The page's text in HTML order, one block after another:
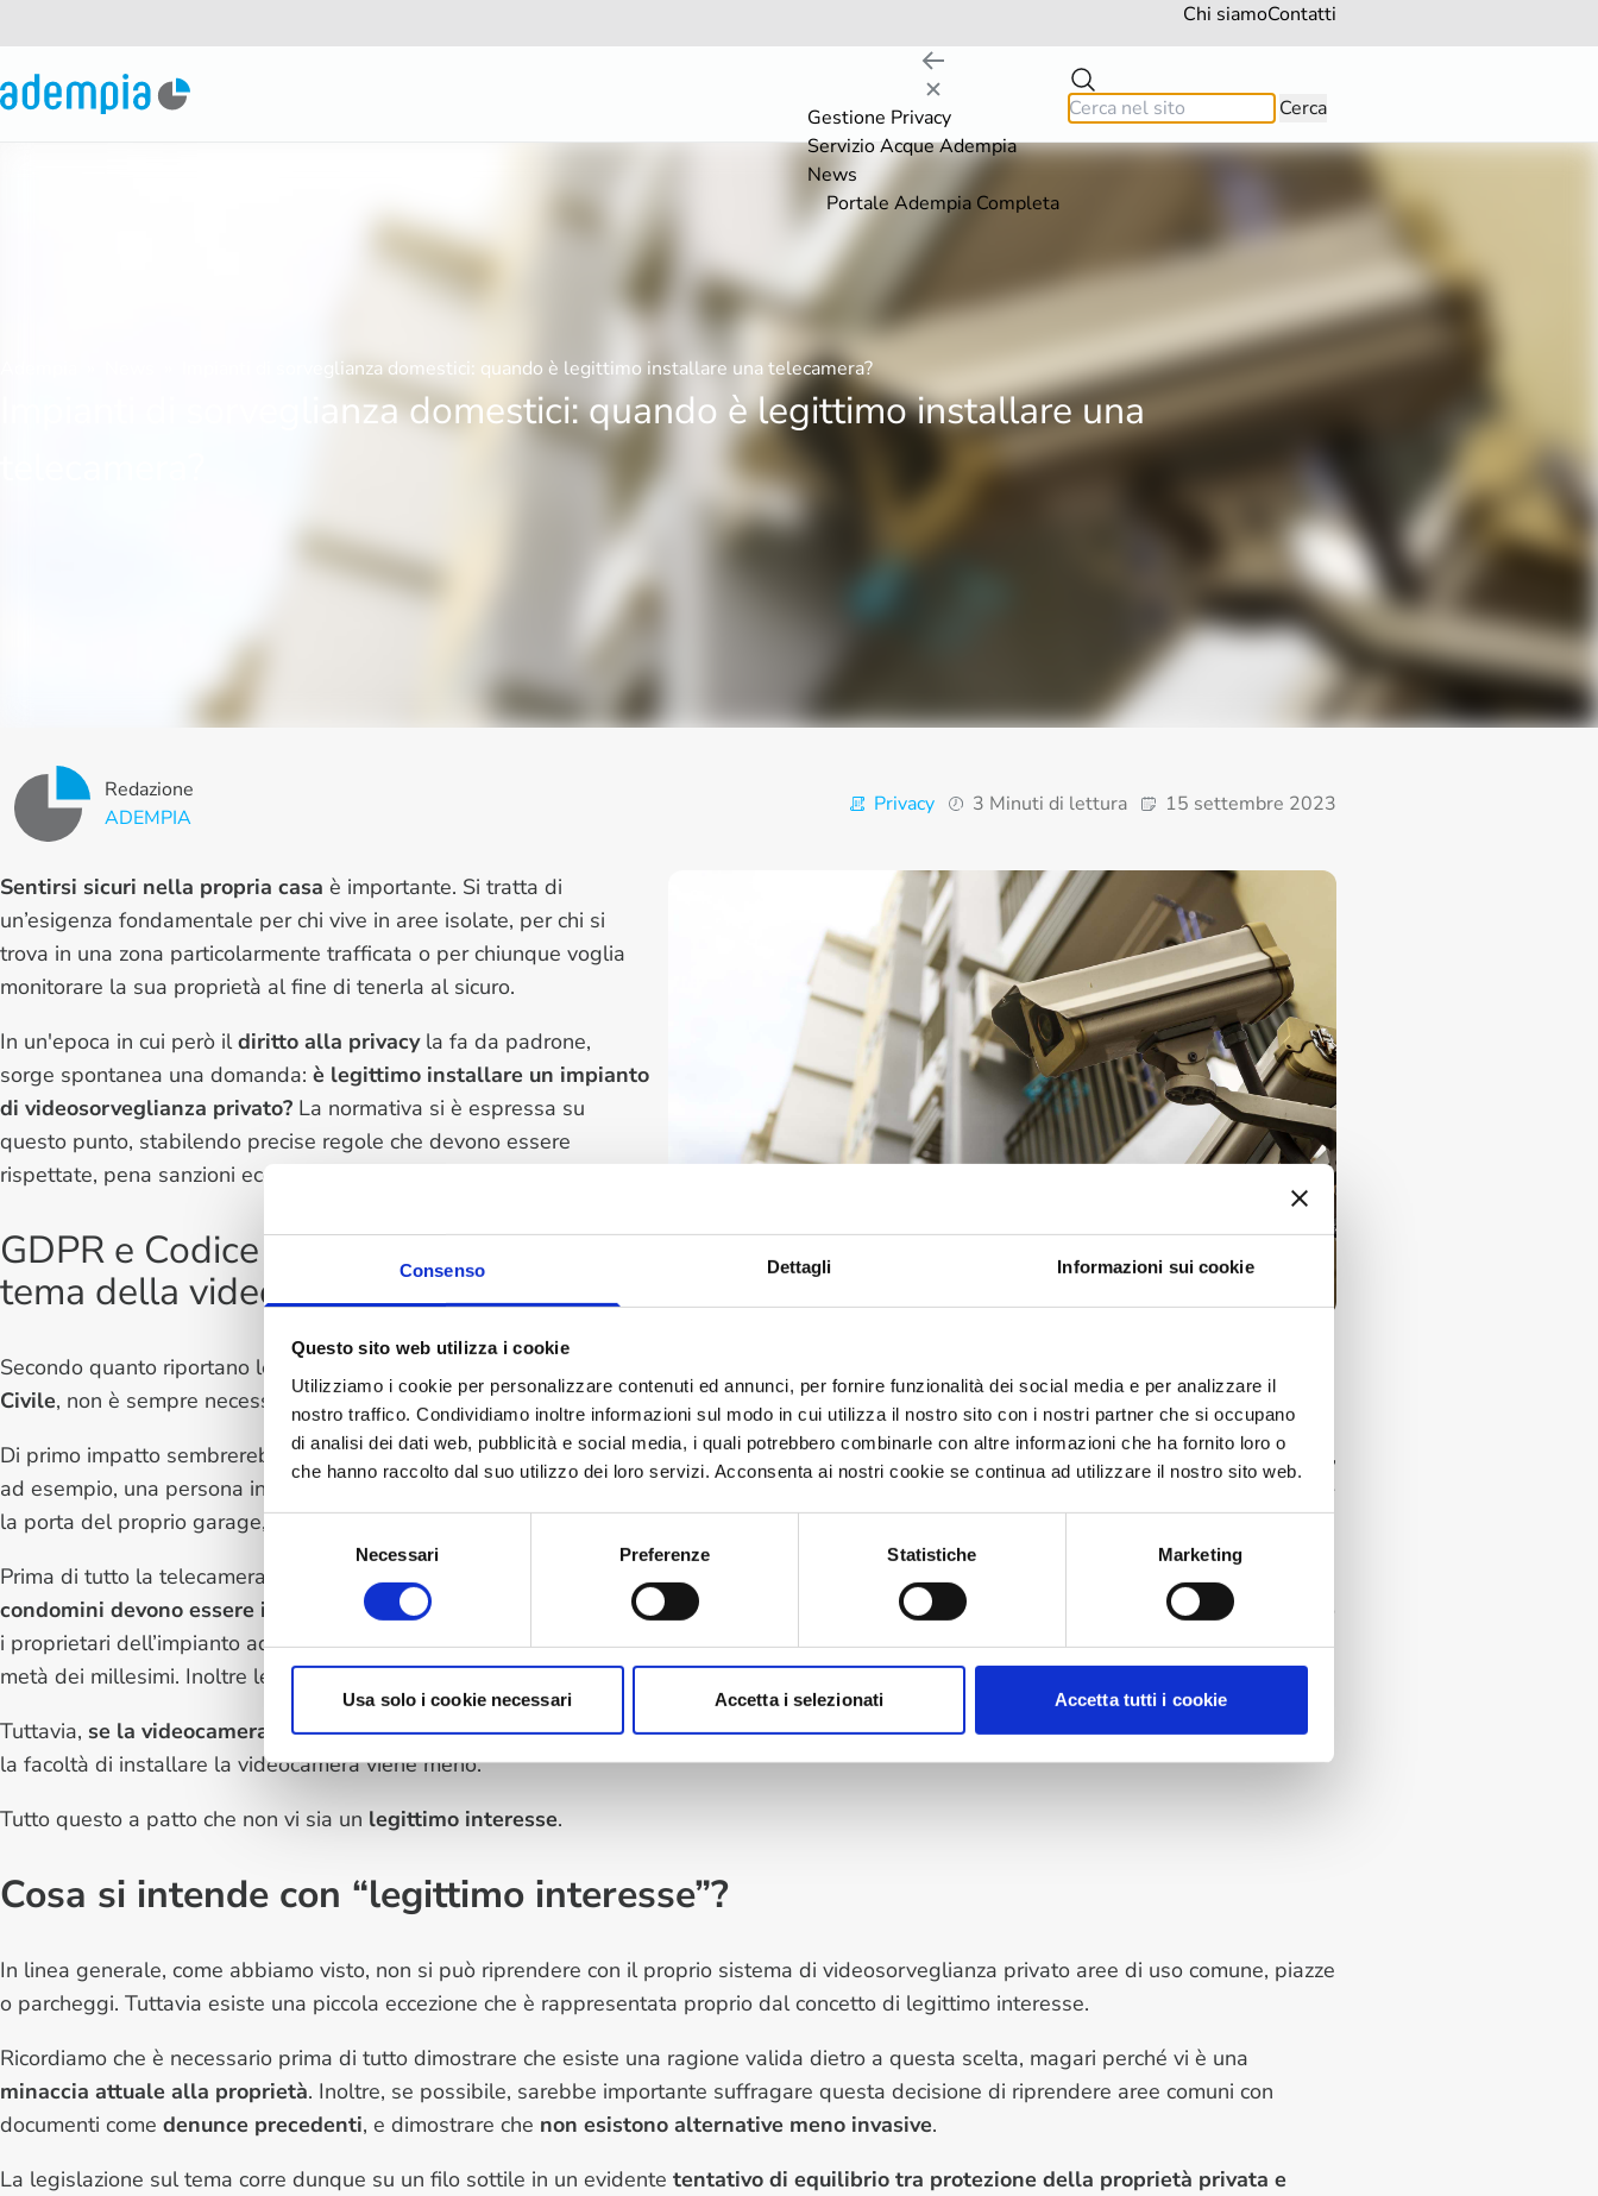
Consenso Dettagli Informazioni sui cookie
Questo sito web utilizza i cookie
Utilizziamo i cookie per personalizzare contenuti ed annunci, per fornire funzionalità dei social media e per analizzare il
nostro traffico. Condividiamo inoltre informazioni sul modo in cui utilizza il nostro sito con i nostri partner che si occupano
di analisi dei dati web, pubblicità e social media, i quali potrebbero combinarle con altre informazioni che ha fornito loro o
che hanno raccolto dal suo utilizzo dei loro servizi. Acconsenta ai nostri cookie se continua ad utilizzare il nostro sito web.
Selezione
consenso
Necessari Preferenze Statistiche Marketing
Usa solo i cookie necessari Accetta i selezionati Accetta tutti i cookie
Chi siamoContatti
Gestione Privacy
Servizio Acque Adempia
News
Portale Adempia Completa
Impianti di sorveglianza domestici: quando è legittimo installare una telecamera?
Impianti di sorveglianza domestici: quando è legittimo installare una
Redazione
ADEMPIA
Privacy 3 Minuti di lettura 15 settembre 2023
Sentirsi sicuri nella propria casa è importante. Si tratta di
un’esigenza fondamentale per chi vive in aree isolate, per chi si
trova in una zona particolarmente trafficata o per chiunque voglia
monitorare la sua proprietà al fine di tenerla al sicuro.
In un'epoca in cui però ildiritto alla privacyla fa da padrone,
sorge spontanea una domanda: è legittimo installare un impianto
di videosorveglianza privato? La normativa si è espressa su
questo punto, stabilendo precise regole che devono essere
rispettate, pena sanzioni economiche molto elevate.
GDPR e Codice Civile: le normative sul
tema della videosorveglianza privata
Secondo quanto riportano le normative come il
Civile, non è sempre necessario chiedere il via libera al Garante della Privacy perinstallare una videocamera.
Di primo impatto sembrerebbe quindi che ogni privato sia libero di installare una propria telecamera, anche sulle mura del condominio. Se,
ad esempio, una persona installa quindi una videocamera di sorveglianza sul muro del condominio, finalizzata a riprendere - per esempio -
la porta del proprio garage, è legittimata a farlo, ma ci sono delle regole da rispettare.
Prima di tutto la telecamera ad uso privato deve
riprendere solo le aree di propria proprietà e pertinenza. Secondariamentegli altri
condomini devono essere informati
dell’esistenza di questo impianto di videosorveglianza. Il Codice Civile, infatti, parla chiaro obbligando
i proprietari dell’impianto ad installare cartelli riportanti la dicitura “area videosorvegliata” e ad ottenere il parere favorevole di almeno la
metà dei millesimi. Inoltre le immagini non devono essere diffuse a terzi.
Tuttavia, se la videocamera inquadranon solo una zona privata come una porta, ma anchearee condominiali pubbliche o di terziallora
la facoltà di installare la videocamera viene meno.
Tutto questo a patto che non vi sia un legittimo interesse.
Cosa si intende con “legittimo interesse”?
In linea generale, come abbiamo visto, non si può riprendere con il proprio sistema di videosorveglianza privato aree di uso comune, piazze
o parcheggi. Tuttavia esiste una piccola eccezione che è rappresentata proprio dal concetto di legittimo interesse.
Ricordiamo che è necessario prima di tutto dimostrare che esiste una ragione valida dietro a questa scelta, magari perché vi è una
minaccia attuale alla proprietà. Inoltre, se possibile, sarebbe importante suffragare questa decisione di riprendere aree comuni con
documenti come denunce precedenti, e dimostrare che non esistono alternative meno invasive.
La legislazione sul tema corre dunque su un filo sottile in un evidente tentativo di equilibrio tra protezione della proprietà privata e